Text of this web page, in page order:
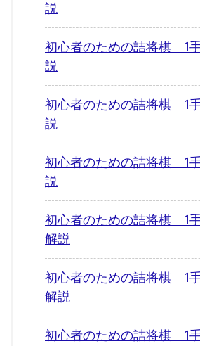
説
初心者のための詰将棋 1
説
初心者のための詰将棋 1
説
初心者のための詰将棋 1
説
初心者のための詰将棋 1
解説
初心者のための詰将棋 1
解説
初心者のための詰将棋 1